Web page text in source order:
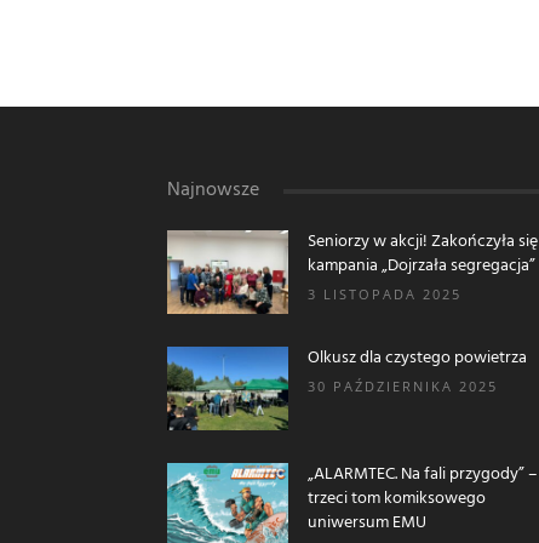
Najnowsze
Seniorzy w akcji! Zakończyła się
kampania „Dojrzała segregacja”
3 LISTOPADA 2025
Olkusz dla czystego powietrza
30 PAŹDZIERNIKA 2025
„ALARMTEC. Na fali przygody” –
trzeci tom komiksowego
uniwersum EMU